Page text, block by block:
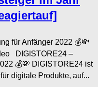
für Anfänger 2022 💰💸
DIGISTORE24 –
💰💸 DIGISTORE24 ist
digitale Produkte, auf...